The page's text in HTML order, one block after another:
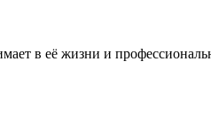
в её жизни и